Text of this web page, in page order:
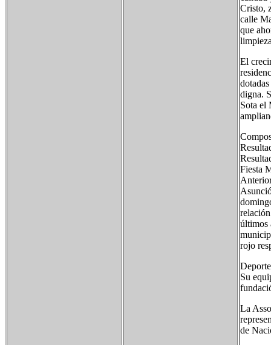
Cristo,
calle
que
El
digna.
Sota el
Fiesta
últimos
rojo
Su
La
de